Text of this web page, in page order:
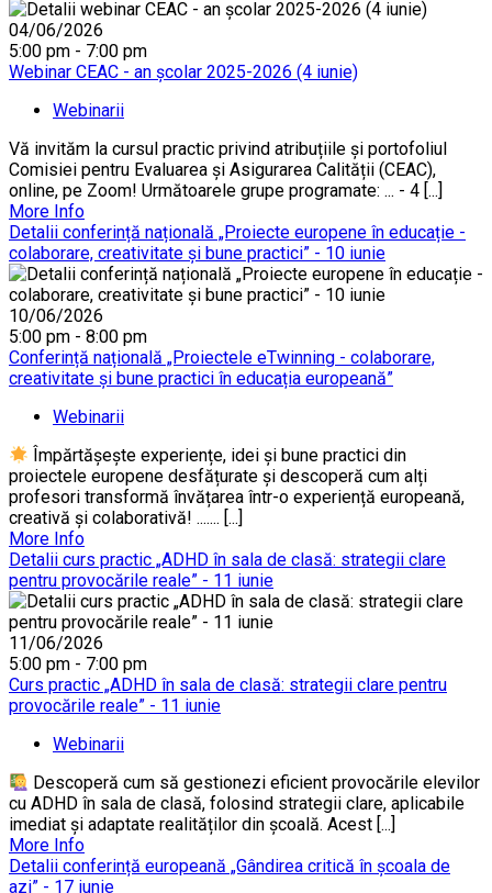
04/06/2026
5:00 pm - 7:00 pm
Webinar CEAC - an școlar 2025-2026 (4 iunie)
Webinarii
Vă invităm la cursul practic privind atribuțiile și portofoliul
Comisiei pentru Evaluarea și Asigurarea Calității (CEAC),
online, pe Zoom! Următoarele grupe programate: ... - 4 [...]
More Info
Detalii conferință națională „Proiecte europene în educație -
colaborare, creativitate și bune practici” - 10 iunie
10/06/2026
5:00 pm - 8:00 pm
Conferință națională „Proiectele eTwinning - colaborare,
creativitate și bune practici în educația europeană”
Webinarii
Împărtășește experiențe, idei și bune practici din
proiectele europene desfățurate și descoperă cum alți
profesori transformă învățarea într-o experiență europeană,
creativă și colaborativă! ....... [...]
More Info
Detalii curs practic „ADHD în sala de clasă: strategii clare
pentru provocările reale” - 11 iunie
11/06/2026
5:00 pm - 7:00 pm
Curs practic „ADHD în sala de clasă: strategii clare pentru
provocările reale” - 11 iunie
Webinarii
Descoperă cum să gestionezi eficient provocările elevilor
cu ADHD în sala de clasă, folosind strategii clare, aplicabile
imediat și adaptate realităților din școală. Acest [...]
More Info
Detalii conferință europeană „Gândirea critică în școala de
azi” - 17 iunie